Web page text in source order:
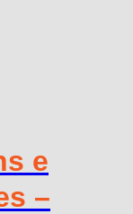
e
–